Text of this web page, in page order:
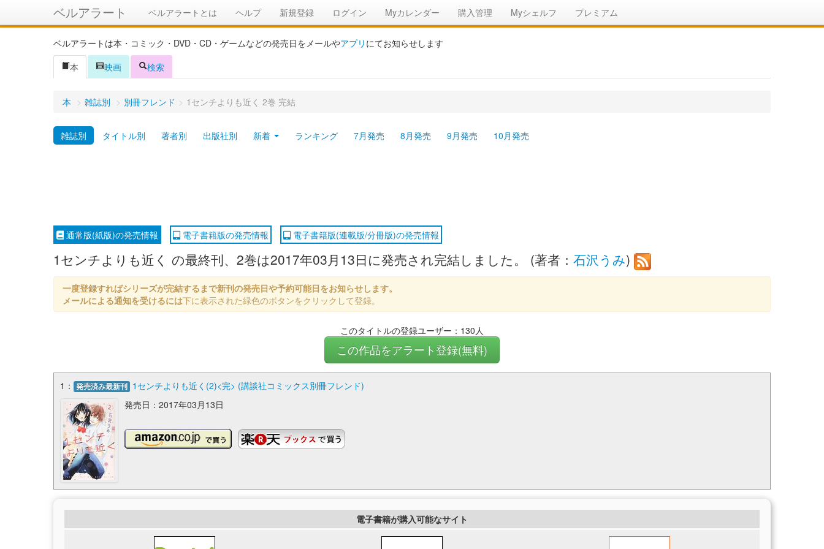
ベルアラート ベルアラートとは ヘルプ 新規登録 ログイン Myカレンダー 購入管理 Myシェルフ プレミアム
ベルアラートは本・コミック・DVD・CD・ゲームなどの発売日をメールやアプリ にてお知らせします
本
映画 検索
本 > 雑誌別 > 別冊フレンド > 1センチよりも近く 2巻 完結
雑誌別 タイトル別 著者別 出版社別 新着 ランキング 7月発売 8月発売 9月発売 10月発売
通常版(紙版)の発売情報 電子書籍版の発売情報 電子書籍版(連載版/分冊版)の発売情報
1センチよりも近く の最終刊、2巻は2017年03月13日に発売され完結しました。 (著者： 石沢うみ)
一度登録すればシリーズが完結するまで新刊の発売日や予約可能日をお知らせします。
メールによる通知を受けるには下に表示された緑色のボタンをクリックして登録。
このタイトルの登録ユーザー：130人
この作品をアラート登録(無料)
1： 発売済み最新刊 1センチよりも近く(2)<完> (講談社コミックス別冊フレンド)
発売日：2017年03月13日
電子書籍が購入可能なサイト